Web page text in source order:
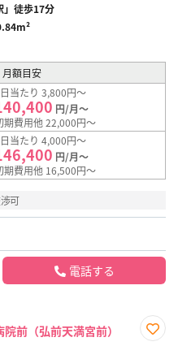
」徒歩17分
月額目安
当たり 3,800円～
円/月～
期費用他 22,000円～
当たり 4,000円～
円/月～
期費用他 16,500円～
可
電話する
前（弘前天満宮前）